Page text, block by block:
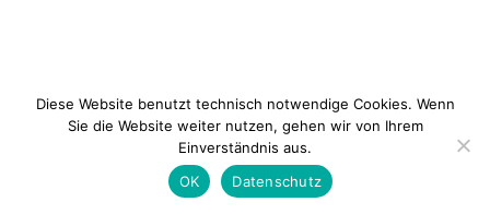
Kontakt Impressum
Diese Website benutzt technisch notwendige Cookies. Wenn
Sie die Website weiter nutzen, gehen wir von Ihrem
Einverständnis aus.
OK
Datenschutz